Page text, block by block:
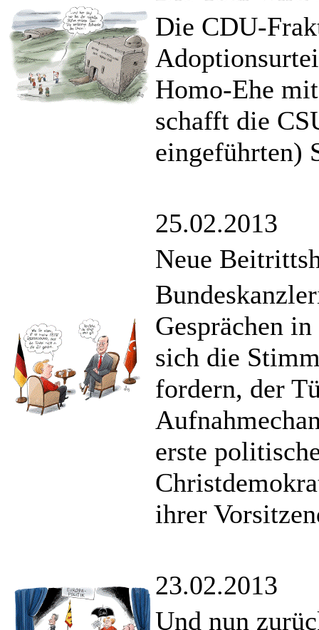
Die CDU-
Homo-Ehe
schafft die
eingeführten)
25.02.2013
Neue
Gesprächen
sich die
fordern, der
erste
ihrer
23.02.2013
Und nun